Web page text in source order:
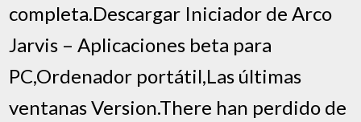
completa.Descargar Iniciador de Arco
Jarvis – Aplicaciones beta para
PC,Ordenador portátil,Las últimas
ventanas Version.There han perdido de